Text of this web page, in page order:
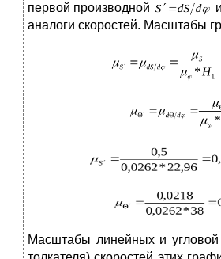
первой производной
аналоги скоростей. Масштабы
Масштабы линейных и